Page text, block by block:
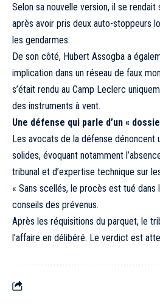
Selon sa nouvelle version, il se
après avoir pris deux auto-stoppeurs
les gendarmes.
De son côté, Hubert Assogba a
implication dans un réseau de faux
s’était rendu au Camp Leclerc
des instruments à vent.
Une défense qui parle d’un «
Les avocats de la défense dénoncent
solides, évoquant notamment
tribunal et d’expertise technique sur
« Sans scellés, le procès est tué dans
conseils des prévenus.
Après les réquisitions du parquet, le
l’affaire en délibéré. Le verdict est